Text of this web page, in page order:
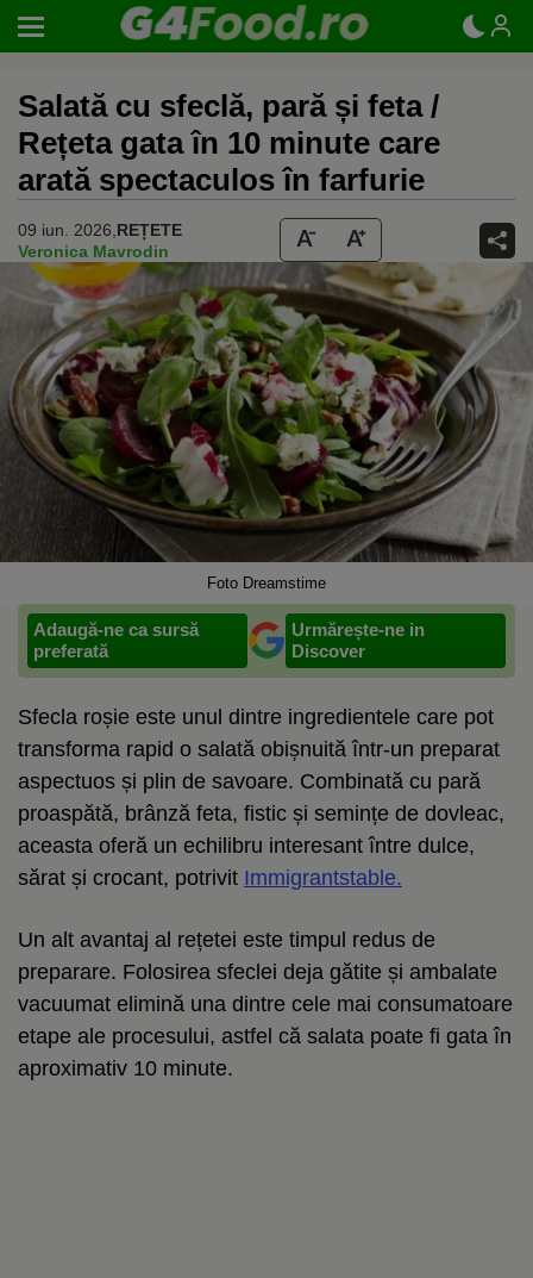
Salată cu sfeclă, pară și feta /
Rețeta gata în 10 minute care
arată spectaculos în farfurie
09 iun. 2026, REȚETE
Veronica Mavrodin
Foto Dreamstime
Adaugă-ne ca sursă
preferată
Urmărește-ne in
Discover
Sfecla roșie este unul dintre ingredientele care pot
transforma rapid o salată obișnuită într-un preparat
aspectuos și plin de savoare. Combinată cu pară
proaspătă, brânză feta, fistic și semințe de dovleac,
aceasta oferă un echilibru interesant între dulce,
sărat și crocant, potrivit Immigrantstable.
Un alt avantaj al rețetei este timpul redus de
preparare. Folosirea sfeclei deja gătite și ambalate
vacuumat elimină una dintre cele mai consumatoare
etape ale procesului, astfel că salata poate fi gata în
aproximativ 10 minute.